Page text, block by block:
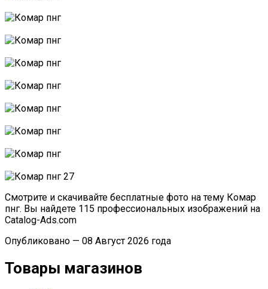
Смотрите и скачивайте бесплатные фото на тему Комар
пнг. Вы найдете 115 профессиональных изображений на
Catalog-Ads.com
Опубликовано — 08 Август 2026 года
Товары магазинов